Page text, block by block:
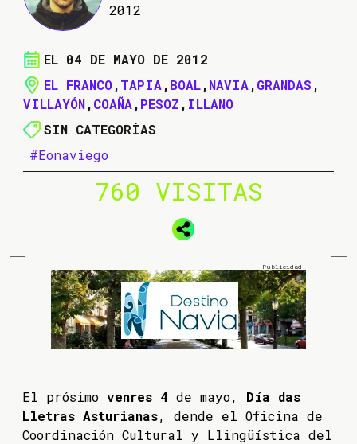
2012
EL 04 DE MAYO DE 2012
EL FRANCO,TAPIA,BOAL,NAVIA,GRANDAS ,
VILLAYÓN,COAÑA,PESOZ , ILLANO
SIN CATEGORÍAS
#Eonaviego
760 VISITAS
El prósimo venres 4 de mayo, Día das
Lletras Asturianas, dende el Oficina de
Coordinación Cultural y Llingüística del